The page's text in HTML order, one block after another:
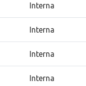
Interna
Interna
Interna
Interna